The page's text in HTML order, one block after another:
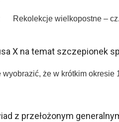
Rekolekcje wielkopostne –
X na temat szczepionek
że w krótkim
z przełożonym